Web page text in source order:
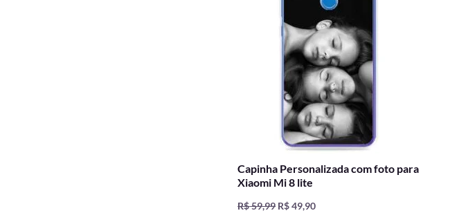
Capinha Personalizada com foto para
Xiaomi Mi 8 lite
R$59,99 R$49,90